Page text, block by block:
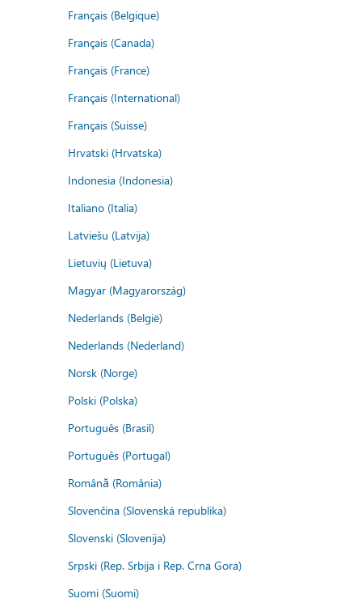
Français (Belgique)
Français (Canada)
Français (France)
Français (International)
Français (Suisse)
Hrvatski (Hrvatska)
Indonesia (Indonesia)
Italiano (Italia)
Latviešu (Latvija)
Lietuvių (Lietuva)
Magyar (Magyarország)
Nederlands (België)
Nederlands (Nederland)
Norsk (Norge)
Polski (Polska)
Português (Brasil)
Português (Portugal)
Română (România)
Slovenčina (Slovenská republika)
Slovenski (Slovenija)
Srpski (Rep. Srbija i Rep. Crna Gora)
Suomi (Suomi)